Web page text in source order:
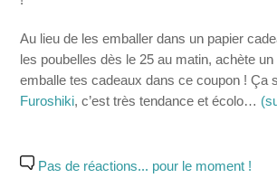
Au lieu de les emballer dans un papier
les poubelles dès le 25 au matin, achète
emballe tes cadeaux dans ce coupon ! Ça
Furoshiki, c’est très tendance et écolo…
Pas de réactions... pour le moment !